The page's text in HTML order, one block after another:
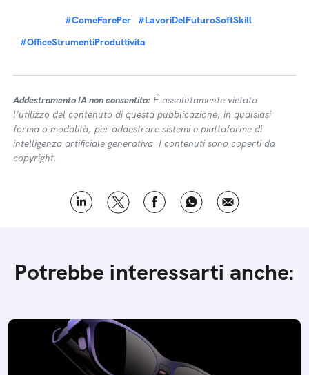
#ComeFarePer #LavoriDelFuturoSoftSkill
#OfficeStrumentiProduttivita
Addestramento IA non consentito: É assolutamente vietato
l’utilizzo del contenuto di questa pubblicazione, in qualsiasi
forma o modalità, per addestrare sistemi e piattaforme di
intelligenza artificiale generativa. I contenuti sono coperti da
copyright.
Potrebbe interessarti anche: